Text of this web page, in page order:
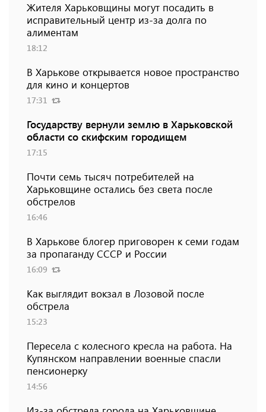
Жителя Харьковщины могут посадить в
исправительный центр из-за долга по
алиментам
18:12
В Харькове открывается новое пространство
для кино и концертов
17:31
Государству вернули землю в Харьковской
области со скифским городищем
17:15
Почти семь тысяч потребителей на
Харьковщине остались без света после
обстрелов
16:46
В Харькове блогер приговорен к семи годам
за пропаганду СССР и России
16:09
Как выглядит вокзал в Лозовой после
обстрела
15:23
Пересела с колесного кресла на работа. На
Купянском направлении военные спасли
пенсионерку
14:56